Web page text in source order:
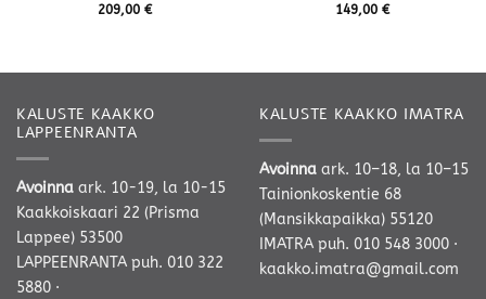
209,00 €
149,00 €
KALUSTE KAAKKO
LAPPEENRANTA
Avoinna ark. 10-19, la 10-15
Kaakkoiskaari 22 (Prisma
Lappee) 53500
LAPPEENRANTA puh. 010 322
5880 ·
KALUSTE KAAKKO IMATRA
Avoinna ark. 10–18, la 10–15
Tainionkoskentie 68
(Mansikkapaikka) 55120
IMATRA puh. 010 548 3000 ·
kaakko.imatra@gmail.com